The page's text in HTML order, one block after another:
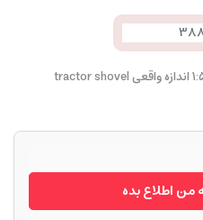
من اطلاع بده